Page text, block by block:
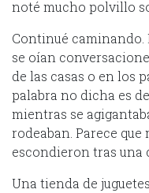
noté mucho polvillo
Continué caminando.
se oían
de las casas o en los
palabra no dicha es
mientras se
rodeaban. Parece
escondieron tras una
Una tienda de